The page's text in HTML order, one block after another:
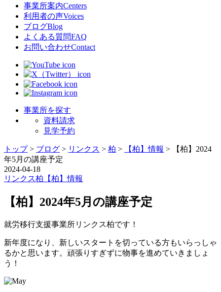
事業所案内Centers
利用者の声Voices
ブログBlog
よくある質問FAQ
お問い合わせContact
事業所を探す
資料請求
見学予約
トップ> ブログ > リンクス > 柏 > 【柏】情報 >
【柏】2024
年5月の講座予定
2024-04-18
リンクス柏 【柏】情報
【柏】2024年5月の講座予定
就労移行支援事業所リンクス柏です！
新年度になり、新しいスタートを切っている方もいらっしゃ
るかと思います。頑張りすぎずに物事を進めていきましょ
う！